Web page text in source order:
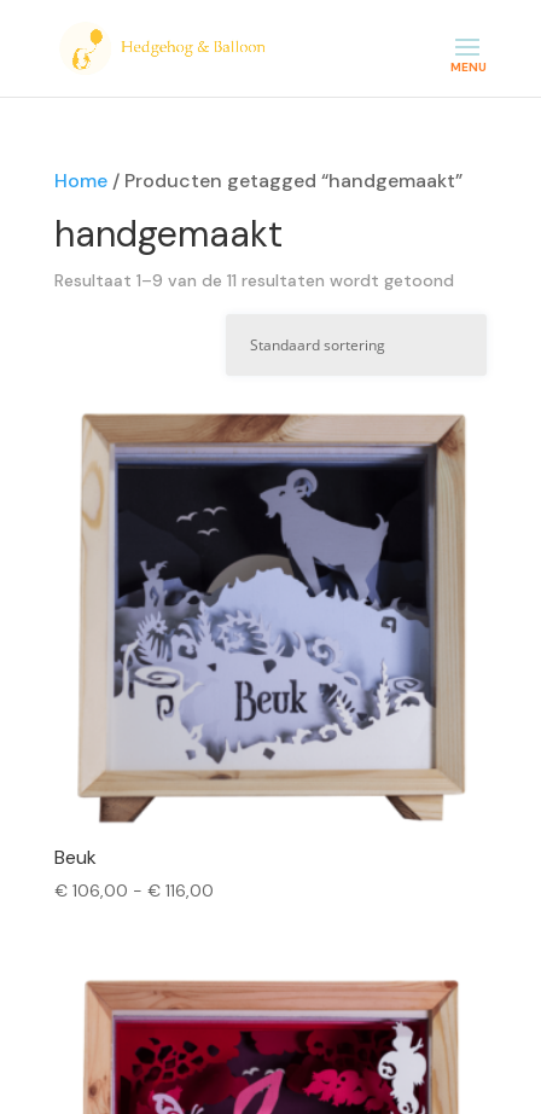
Home/ Producten getagged “handgemaakt”
handgemaakt
Resultaat 1–9 van de 11 resultaten wordt getoond
Beuk
€106,00 - €116,00Prijsklasse: